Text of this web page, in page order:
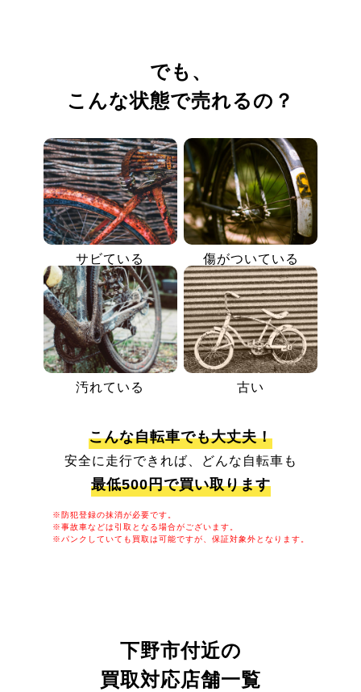
でも、
こんな状態で売れるの？
サビている 傷がついている
汚れている 古い
こんな自転車でも大丈夫！
安全に走行できれば、どんな自転車も
最低500円で買い取ります
※防犯登録の抹消が必要です。
※事故車などは引取となる場合がございます。
※パンクしていても買取は可能ですが、保証対象外となります。
下野市付近の
買取対応店舗一覧